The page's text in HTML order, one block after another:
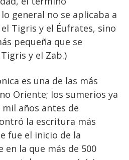
general no se aplicaba a
Tigris y el Éufrates, sino
pequeña que se
y el Zab.)
es una de las más
Oriente; los sumerios ya
años antes de
la escritura más
fue el inicio de la
la que más de 500